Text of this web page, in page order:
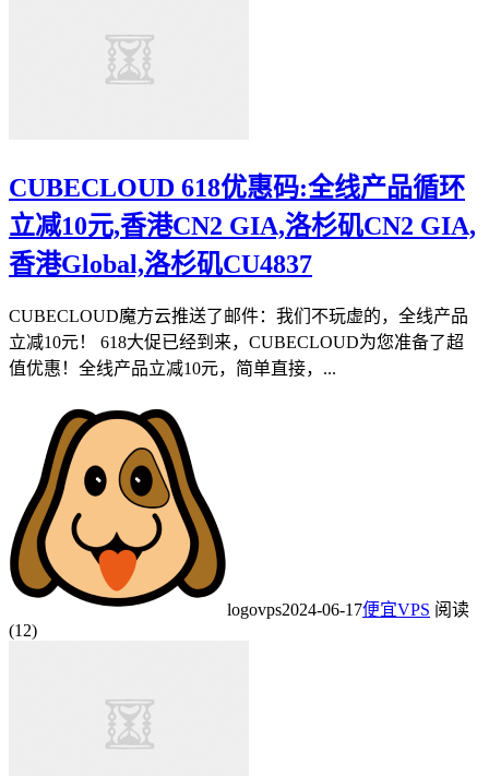
CUBECLOUD 618优惠码:全线产品循环
立减10元,香港CN2 GIA,洛杉矶CN2 GIA,
香港Global,洛杉矶CU4837
CUBECLOUD魔方云推送了邮件：我们不玩虚的，全线产品
立减10元！ 618大促已经到来，CUBECLOUD为您准备了超
值优惠！全线产品立减10元，简单直接，...
logovps2024-06-17便宜VPS 阅读
(12)